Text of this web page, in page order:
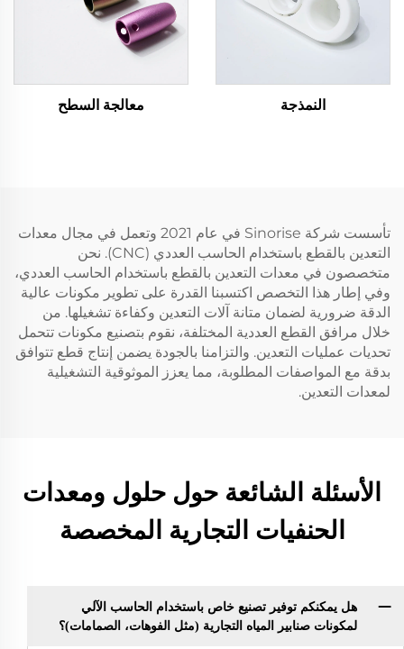
النمذجة معالجة السطح
تأسست شركة Sinorise في عام 2021 وتعمل في مجال معدات
التعدين بالقطع باستخدام الحاسب العددي (CNC). نحن
متخصصون في معدات التعدين بالقطع باستخدام الحاسب العددي،
وفي إطار هذا التخصص اكتسبنا القدرة على تطوير مكونات عالية
الدقة ضرورية لضمان متانة آلات التعدين وكفاءة تشغيلها. من
خلال مرافق القطع العددية المختلفة، نقوم بتصنيع مكونات تتحمل
تحديات عمليات التعدين. والتزامنا بالجودة يضمن إنتاج قطع تتوافق
بدقة مع المواصفات المطلوبة، مما يعزز الموثوقية التشغيلية
لمعدات التعدين.
الأسئلة الشائعة حول حلول ومعدات
الحنفيات التجارية المخصصة
هل يمكنكم توفير تصنيع خاص باستخدام الحاسب الآلي
لمكونات صنابير المياه التجارية (مثل الفوهات، الصمامات)؟